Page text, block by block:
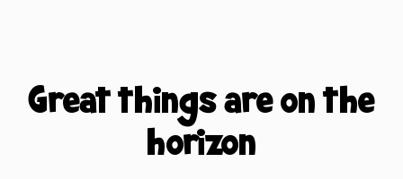
Great things are on the
horizon